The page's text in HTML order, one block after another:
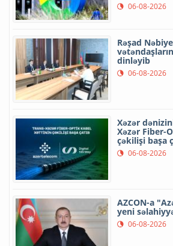
06-08-2026
Rəşad
dinləyib
06-08-2026
Xəzər
Xəzər Fiber-
çəkilişi başa
06-08-2026
AZCON-a
yeni
06-08-2026